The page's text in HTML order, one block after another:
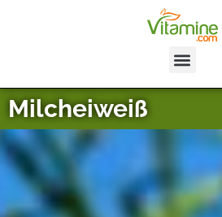
Milcheiweiß